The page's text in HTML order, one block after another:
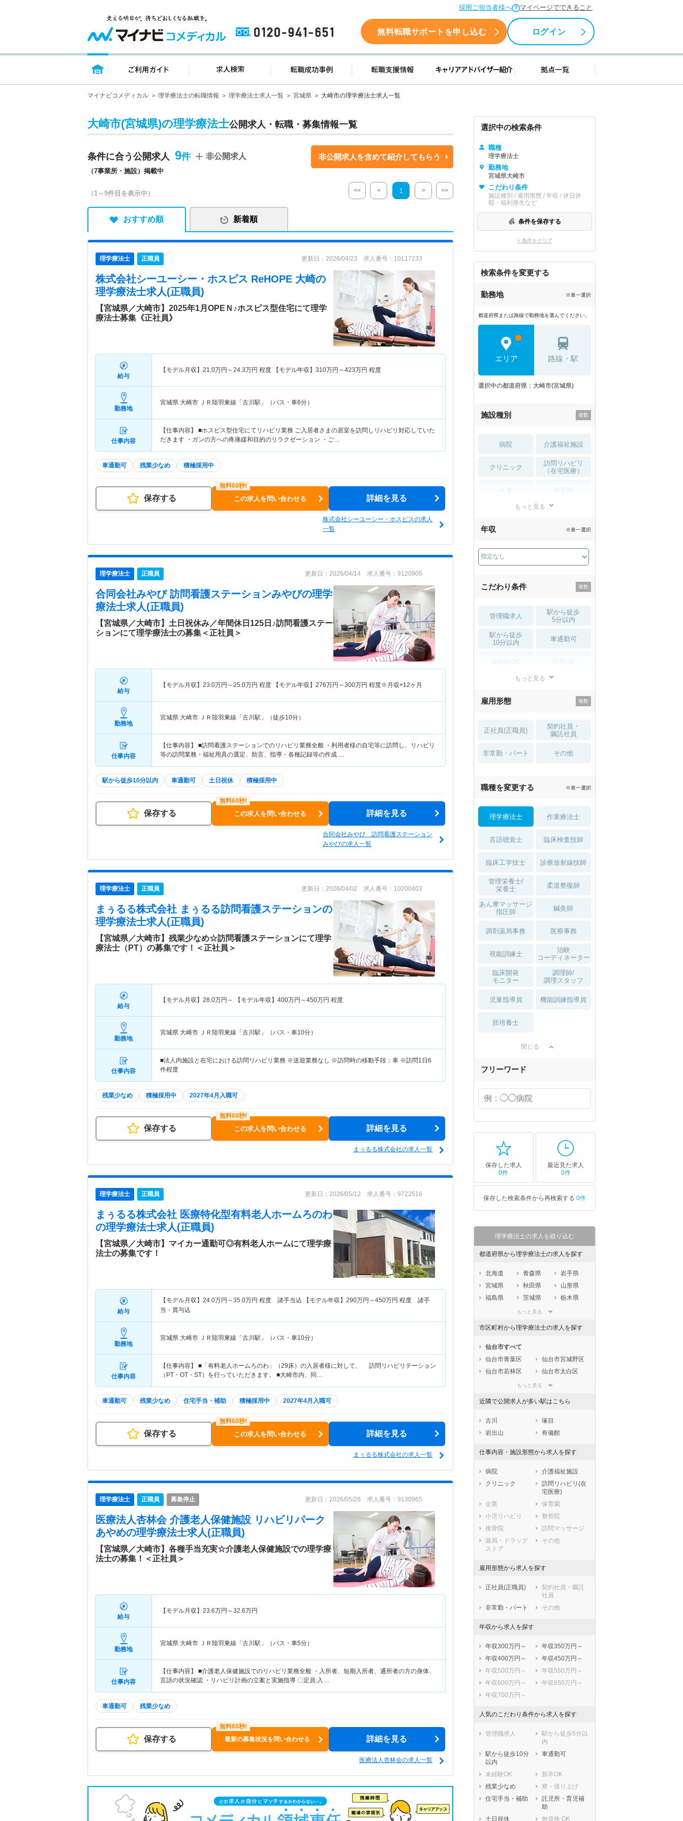
採用ご担当者様へ マイページでできること
0120-941-651 無料転職サポートを申し込む ログイン
トップページ ご利用ガイド 求人検索 転職成功事例 転職支援情報 キャリアアドバイザー紹介 拠点一覧
マイナビコメディカル 理学療法士の転職情報 理学療法士求人一覧 宮城県 大崎市の理学療法士求人一覧
大崎市(宮城県)の理学療法士公開求人・転職・募集情報一覧
条件に合う公開求人 9
（7事業所・施設）掲載中
非公開求人 非公開求人を含めて紹介してもらう
（1～9件目を表示中） << < 1 > >>
おすすめ順 新着順
理学療法士 正職員 更新日：2026/04/23 求人番号：10117233
株式会社シーユーシー・ホスピス ReHOPE 大崎の
理学療法士求人(正職員)
【宮城県／大崎市】2025年1月OPEＮ♪ホスピス型住宅にて理学
療法士募集《正社員》
給与
【モデル月収】 21.0万円～24.3万円 程度 【モデル年収】 310万円～423万円 程度
勤務地
宮城県 大崎市 ＪＲ陸羽東線「古川駅」（バス・車6分）
仕事内容
【仕事内容】 ■ホスピス型住宅にてリハビリ業務 ご入居者さまの居室を訪問しリハビリ対応していた
だきます ・ガンの方への疼痛緩和目的のリラクゼーション ・ご…
車通勤可 残業少なめ 積極採用中
保存する この求人を問い合わせる 詳細を見る
株式会社シーユーシー・ホスピスの求人
一覧
理学療法士 正職員 更新日：2026/04/14 求人番号：9120905
合同会社みやび 訪問看護ステーションみやびの理学
療法士求人(正職員)
【宮城県／大崎市】土日祝休み／年間休日125日♪訪問看護ステー
ションにて理学療法士の募集＜正社員＞
給与
【モデル月収】 23.0万円～25.0万円 程度 【モデル年収】 276万円～300万円 程度※月収×12ヶ月
勤務地
宮城県 大崎市 ＪＲ陸羽東線「古川駅」（徒歩10分）
仕事内容
【仕事内容】 ■訪問看護ステーションでのリハビリ業務全般 ・利用者様の自宅等に訪問し、リハビリ
等の訪問業務・福祉用具の選定、助言、指導・各種記録等の作成 …
駅から徒歩10分以内 車通勤可 土日祝休 積極採用中
保存する この求人を問い合わせる 詳細を見る
合同会社みやび 訪問看護ステーション
みやびの求人一覧
理学療法士 正職員 更新日：2026/04/02 求人番号：10200403
まぅるる株式会社 まぅるる訪問看護ステーションの
理学療法士求人(正職員)
【宮城県／大崎市】残業少なめ☆訪問看護ステーションにて理学
療法士（PT）の募集です！＜正社員＞
給与
【モデル月収】 28.0万円～ 【モデル年収】 400万円～450万円 程度
勤務地
宮城県 大崎市 ＪＲ陸羽東線「古川駅」（バス・車10分）
仕事内容
■法人内施設と在宅における訪問リハビリ業務 ※送迎業務なし ※訪問時の移動手段：車 ※訪問1日6
件程度
残業少なめ 積極採用中 2027年4月入職可
保存する この求人を問い合わせる 詳細を見る
まぅるる株式会社の求人一覧
理学療法士 正職員 更新日：2026/05/12 求人番号：9722516
まぅるる株式会社 医療特化型有料老人ホームろのわ
の理学療法士求人(正職員)
【宮城県／大崎市】マイカー通勤可◎有料老人ホームにて理学療
法士の募集です！
給与
【モデル月収】 24.0万円～35.0万円 程度 諸手当込 【モデル年収】 290万円～450万円 程度 諸手
当・賞与込
勤務地
宮城県 大崎市 ＪＲ陸羽東線「古川駅」（バス・車10分）
仕事内容
【仕事内容】 ■「有料老人ホームろのわ」（29床）の入居者様に対して、 訪問リハビリテーション
（PT・OT・ST）を行っていただきます。 ■大崎市内、同…
車通勤可 残業少なめ 住宅手当・補助 積極採用中 2027年4月入職可
保存する この求人を問い合わせる 詳細を見る
まぅるる株式会社の求人一覧
理学療法士 正職員 募集停止 更新日：2026/05/26 求人番号：9130965
医療法人杏林会 介護老人保健施設 リハビリパーク
あやめの理学療法士求人(正職員)
【宮城県／大崎市】各種手当充実☆介護老人保健施設での理学療
法士の募集！＜正社員＞
給与
【モデル月収】 23.6万円～32.6万円
勤務地
宮城県 大崎市 ＪＲ陸羽東線「古川駅」（バス・車5分）
仕事内容
【仕事内容】 ■介護老人保健施設でのリハビリ業務全般 ・入所者、短期入所者、通所者の方の身体、
言語の状況確認 ・リハビリ計画の立案と実施指導 〇定員:入…
車通勤可 残業少なめ
保存する 最新の募集状況を問い合わせる 詳細を見る
医療法人杏林会の求人一覧
選択中の検索条件
職種
理学療法士
勤務地
宮城県大崎市
こだわり条件
施設種別 / 雇用形態 / 年収 / 休日休
暇・福利厚生など
条件を保存する
× 条件をクリア
検索条件を変更する
勤務地 ※単一選択
都道府県または路線で勤務地を選んでください。
エリア 路線・駅
選択中の都道府県：大崎市(宮城県)
施設種別
病院 介護福祉施設
クリニック
訪問リハビリ
（在宅医療）
薬局・
もっと見る
年収 ※単一選択
こだわり条件
管理職求人
駅から徒歩
5分以内
駅から徒歩
10分以内
車通勤可
住宅手当・補助
土日祝休 無資格 OK
積極採用中 WEB面接OK
もっと見る
雇用形態
正社員(正職員)
契約社員・
嘱託社員
非常勤・パート その他
職種を変更する ※単一選択
理学療法士 作業療法士
言語聴覚士 臨床検査技師
臨床工学技士 診療放射線技師
管理栄養士/
栄養士
柔道整復師
あん摩マッサージ
指圧師
鍼灸師
調剤薬局事務 医療事務
視能訓練士
治験
コーディネーター
臨床開発
モニター
調理師/
調理スタッフ
児童指導員 機能訓練指導員
胚培養士
閉じる
フリーワード
保存した求人
0件
最近見た求人
0件
保存した検索条件から再検索する 0件
理学療法士の求人を絞り込む
都道府県から理学療法士の求人を探す
北海道 青森県
岩手県
宮城県
秋田県
山形県
福島県
茨城県
栃木県
埼玉県
石川県
静岡県
愛知県
三重県
滋賀県
京都府
大阪府
奈良県
香川県
愛媛県
福岡県
佐賀県
鹿児島県
沖縄県
もっと見る
市区町村から理学療法士の求人を探す
仙台市すべて
仙台市青葉区
仙台市宮城野区
仙台市若林区
仙台市太白区
気仙沼市
白石市
名取市
角田市
登米市
栗原市
東松島市
大崎市
刈田郡蔵王町
富谷市
柴田郡大河原町
柴田郡村田町
柴田郡柴田町
柴田郡川崎町
伊具郡丸森町
亘理郡亘理町
亘理郡山元町
宮城郡松島町
宮城郡七ヶ浜町
黒川郡大郷町
黒川郡大衡村
遠田郡涌谷町
遠田郡美里町
牡鹿郡女川町
本吉郡南三陸町
もっと見る
近隣で公開求人が多い駅はこちら
古川
塚目
岩出山
有備館
仕事内容・施設形態から求人を探す
病院
介護福祉施設
クリニック
訪問リハビリ(在
宅医療)
企業
保育園
小児リハビリ
整骨院
接骨院
訪問マッサージ
薬局・ドラッグ
ストア
その他
雇用形態から求人を探す
正社員(正職員)
契約社員・嘱託
社員
非常勤・パート
その他
年収から求人を探す
年収300万円～
年収350万円～
年収400万円～
年収450万円～
年収500万円～
年収550万円～
年収600万円～
年収650万円～
年収700万円～
人気のこだわり条件から求人を探す
管理職求人
駅から徒歩5分以
内
駅から徒歩10分
以内
車通勤可
未経験OK
新卒OK
残業少なめ
寮・借り上げ
住宅手当・補助
託児所・育児補
助
土日祝休
無資格 OK